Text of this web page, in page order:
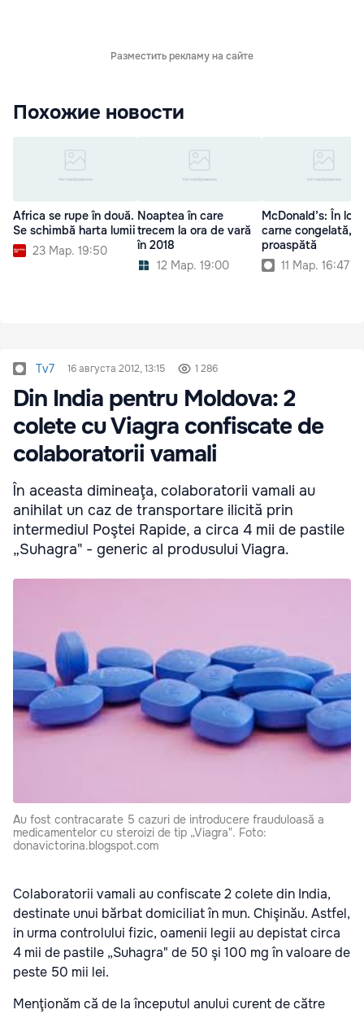
Разместить рекламу на сайте
Похожие новости
Africa se rupe în două.
Se schimbă harta lumii
23 Мар. 19:50
Noaptea în care
trecem la ora de vară
în 2018
12 Мар. 19:00
McDonald’s: În loc
carne congelată,
proaspătă
11 Мар. 16:47
Tv7 16 августа 2012, 13:15 1 286
Din India pentru Moldova: 2
colete cu Viagra confiscate de
colaboratorii vamali
În aceasta dimineaţa, colaboratorii vamali au
anihilat un caz de transportare ilicită prin
intermediul Poştei Rapide, a circa 4 mii de pastile
„Suhagra" - generic al produsului Viagra.
Au fost contracarate 5 cazuri de introducere frauduloasă a
medicamentelor cu steroizi de tip „Viagra". Foto:
donavictorina.blogspot.com
Colaboratorii vamali au confiscate 2 colete din India,
destinate unui bărbat domiciliat în mun. Chişinău. Astfel,
in urma controlului fizic, oamenii legii au depistat circa
4 mii de pastile „Suhagra" de 50 şi 100 mg în valoare de
peste 50 mii lei.
Menţionăm că de la începutul anului curent de către